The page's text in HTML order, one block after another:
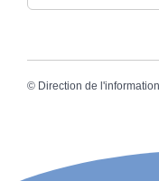
© Direction de